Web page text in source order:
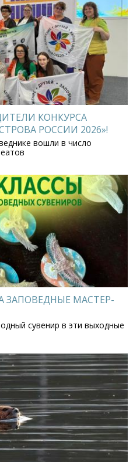
КОНКУРСА
РОССИИ 2026»!
вошли в число
ЗАПОВЕДНЫЕ МАСТЕР-
сувенир в эти выходные